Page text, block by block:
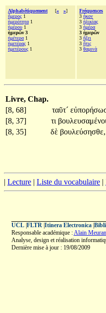
Alphabétiquement [« »]
ἥμερος 1
ἡμερότητα 1
ἡμέρου 1
ἡμερῶν 3
ἡμέτερα 1
ἡμετέρας 1
ἡμετέρους 1
Fréquences
3 ἧκον
3 ἡλικίας
3 ἡμέρα
3 ἡμερῶν
3 ἥξει
3 ἥτις
3 θαμινὰ
Livre, Chap.
[8, 68]
ταῦτ´
[8, 37]
τι
[8, 35]
δὲ βουλεύσησθε,
| Lecture | Liste du vocabulaire |
UCL| FLTR| Itinera Electronica|
Responsable académique :Alain
Analyse, design et réalisation
Dernière mise à jour : 19/08/2009